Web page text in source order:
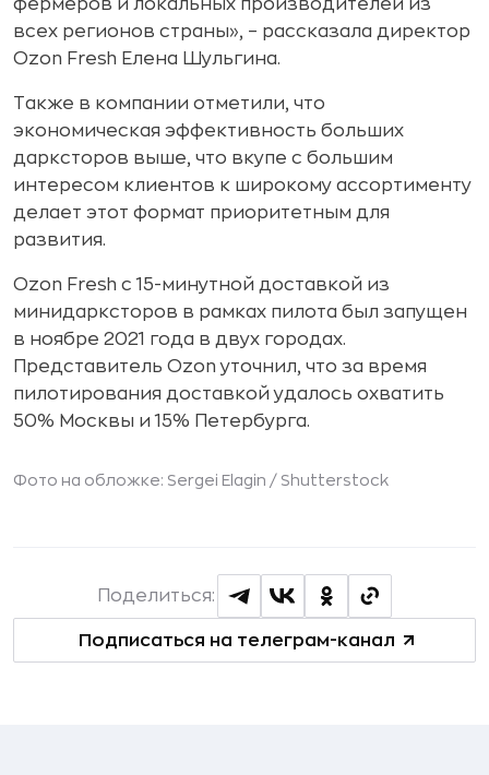
фермеров и локальных производителей из
всех регионов страны», – рассказала директор
Ozon Fresh Елена Шульгина.
Также в компании отметили, что
экономическая эффективность больших
дарксторов выше, что вкупе с большим
интересом клиентов к широкому ассортименту
делает этот формат приоритетным для
развития.
Ozon Fresh с 15-минутной доставкой из
минидарксторов в рамках пилота был запущен
в ноябре 2021 года в двух городах.
Представитель Ozon уточнил, что за время
пилотирования доставкой удалось охватить
50% Москвы и 15% Петербурга.
Фото на обложке: Sergei Elagin / Shutterstock
Подписаться на телеграм-канал
Поделиться: